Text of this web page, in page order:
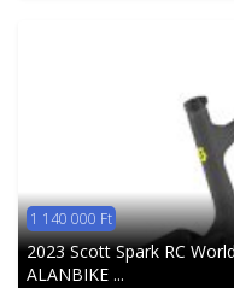
1 140 000 Ft
2023 Scott Spark RC
ALANBIKE ...